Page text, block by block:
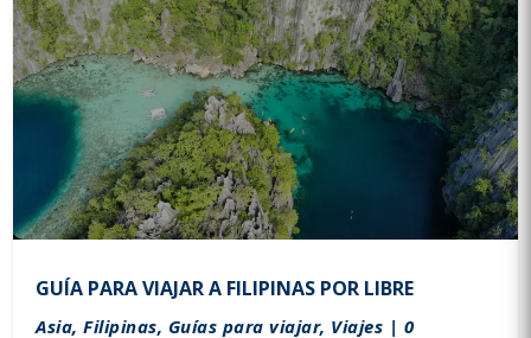
GUÍA PARA VIAJAR A FILIPINAS POR LIBRE
Asia,Filipinas, Guías para viajar, Viajes | 0